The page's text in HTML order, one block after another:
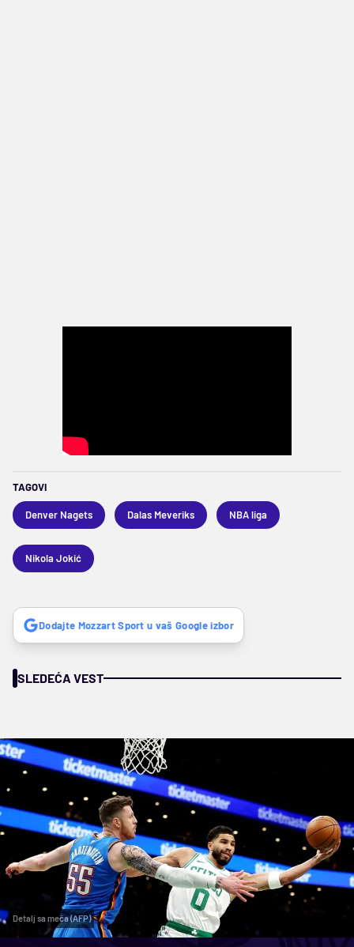
TAGOVI
Denver Nagets Dalas Meveriks NBA liga
Nikola Jokić
Dodajte Mozzart Sport u vaš Google izbor
SLEDEĆA VEST
Detalj sa meča (AFP)